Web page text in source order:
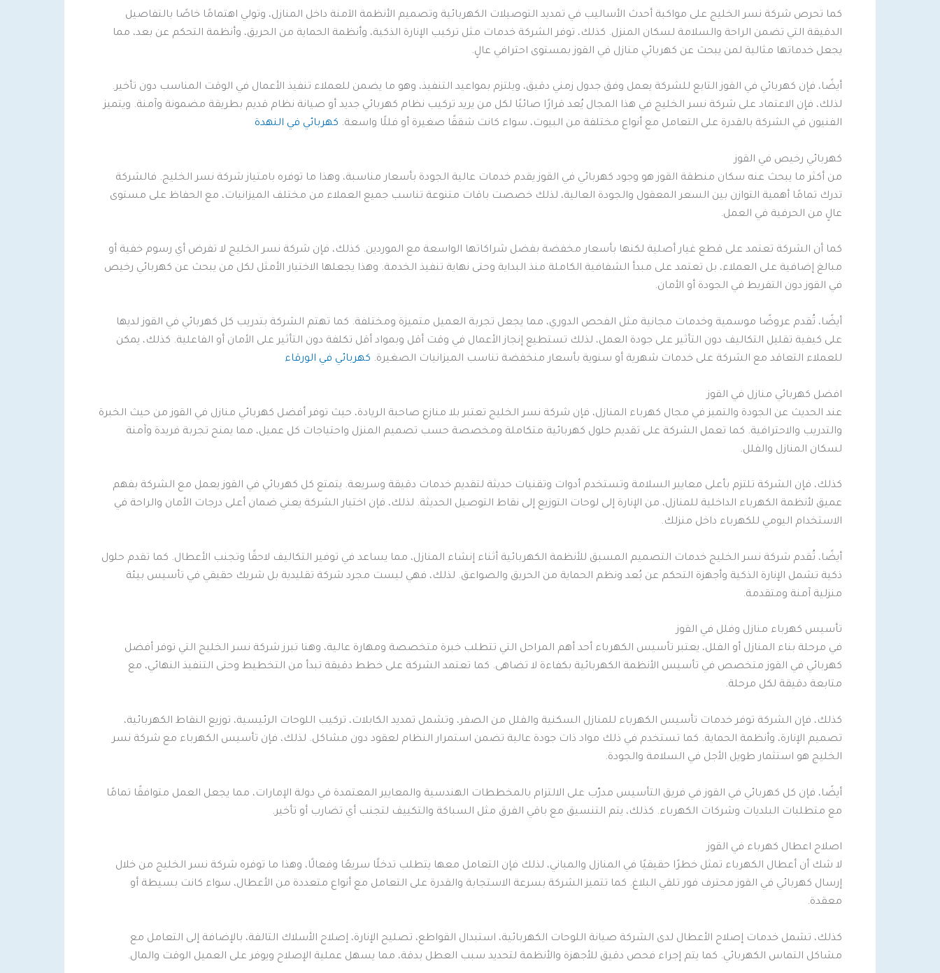
كما تحرص شركة نسر الخليج على مواكبة أحدث الأساليب في تمديد التوصيلات الكهربائية وتصميم الأنظمة الآمنة داخل المنازل، وتولي اهتمامًا خاصًا بالتفاصيل
الدقيقة التي تضمن الراحة والسلامة لسكان المنزل. كذلك، توفر الشركة خدمات مثل تركيب الإنارة الذكية، وأنظمة الحماية من الحريق، وأنظمة التحكم عن بعد، مما
يجعل خدماتها مثالية لمن يبحث عن كهربائي منازل في القوز بمستوى احترافي عالٍ.
أيضًا، فإن كهربائي في القوز التابع للشركة يعمل وفق جدول زمني دقيق، ويلتزم بمواعيد التنفيذ، وهو ما يضمن للعملاء تنفيذ الأعمال في الوقت المناسب دون تأخير.
لذلك، فإن الاعتماد على شركة نسر الخليج في هذا المجال يُعد قرارًا صائبًا لكل من يريد تركيب نظام كهربائي جديد أو صيانة نظام قديم بطريقة مضمونة وآمنة. ويتميز
الفنيون في الشركة بالقدرة على التعامل مع أنواع مختلفة من البيوت، سواء كانت شققًا صغيرة أو فللًا واسعة. كهربائي في النهدة
كهربائي رخيص في القوز
من أكثر ما يبحث عنه سكان منطقة القوز هو وجود كهربائي في القوز يقدم خدمات عالية الجودة بأسعار مناسبة، وهذا ما توفره بامتياز شركة نسر الخليج. فالشركة
تدرك تمامًا أهمية التوازن بين السعر المعقول والجودة العالية، لذلك خصصت باقات متنوعة تناسب جميع العملاء من مختلف الميزانيات، مع الحفاظ على مستوى
عالٍ من الحرفية في العمل.
كما أن الشركة تعتمد على قطع غيار أصلية لكنها بأسعار مخفضة بفضل شراكاتها الواسعة مع الموردين. كذلك، فإن شركة نسر الخليج لا تفرض أي رسوم خفية أو
مبالغ إضافية على العملاء، بل تعتمد على مبدأ الشفافية الكاملة منذ البداية وحتى نهاية تنفيذ الخدمة. وهذا يجعلها الاختيار الأمثل لكل من يبحث عن كهربائي رخيص
في القوز دون التفريط في الجودة أو الأمان.
أيضًا، تُقدم عروضًا موسمية وخدمات مجانية مثل الفحص الدوري، مما يجعل تجربة العميل متميزة ومختلفة. كما تهتم الشركة بتدريب كل كهربائي في القوز لديها
على كيفية تقليل التكاليف دون التأثير على جودة العمل، لذلك تستطيع إنجاز الأعمال في وقت أقل وبمواد أقل تكلفة دون التأثير على الأمان أو الفاعلية. كذلك، يمكن
للعملاء التعاقد مع الشركة على خدمات شهرية أو سنوية بأسعار منخفضة تناسب الميزانيات الصغيرة. كهربائي في الورقاء
افضل كهربائي منازل في القوز
عند الحديث عن الجودة والتميز في مجال كهرباء المنازل، فإن شركة نسر الخليج تعتبر بلا منازع صاحبة الريادة، حيث توفر أفضل كهربائي منازل في القوز من حيث الخبرة
والتدريب والاحترافية. كما تعمل الشركة على تقديم حلول كهربائية متكاملة ومخصصة حسب تصميم المنزل واحتياجات كل عميل، مما يمنح تجربة فريدة وآمنة
لسكان المنازل والفلل.
كذلك، فإن الشركة تلتزم بأعلى معايير السلامة وتستخدم أدوات وتقنيات حديثة لتقديم خدمات دقيقة وسريعة. يتمتع كل كهربائي في القوز يعمل مع الشركة بفهم
عميق لأنظمة الكهرباء الداخلية للمنازل، من الإنارة إلى لوحات التوزيع إلى نقاط التوصيل الحديثة. لذلك، فإن اختيار الشركة يعني ضمان أعلى درجات الأمان والراحة في
الاستخدام اليومي للكهرباء داخل منزلك.
أيضًا، تُقدم شركة نسر الخليج خدمات التصميم المسبق للأنظمة الكهربائية أثناء إنشاء المنازل، مما يساعد في توفير التكاليف لاحقًا وتجنب الأعطال. كما تقدم حلول
ذكية تشمل الإنارة الذكية وأجهزة التحكم عن بُعد ونظم الحماية من الحريق والصواعق. لذلك، فهي ليست مجرد شركة تقليدية بل شريك حقيقي في تأسيس بيئة
منزلية آمنة ومتقدمة.
تأسيس كهرباء منازل وفلل في القوز
في مرحلة بناء المنازل أو الفلل، يعتبر تأسيس الكهرباء أحد أهم المراحل التي تتطلب خبرة متخصصة ومهارة عالية، وهنا تبرز شركة نسر الخليج التي توفر أفضل
كهربائي في القوز متخصص في تأسيس الأنظمة الكهربائية بكفاءة لا تضاهى. كما تعتمد الشركة على خطط دقيقة تبدأ من التخطيط وحتى التنفيذ النهائي، مع
متابعة دقيقة لكل مرحلة.
كذلك، فإن الشركة توفر خدمات تأسيس الكهرباء للمنازل السكنية والفلل من الصفر، وتشمل تمديد الكابلات، تركيب اللوحات الرئيسية، توزيع النقاط الكهربائية،
تصميم الإنارة، وأنظمة الحماية. كما تستخدم في ذلك مواد ذات جودة عالية تضمن استمرار النظام لعقود دون مشاكل. لذلك، فإن تأسيس الكهرباء مع شركة نسر
الخليج هو استثمار طويل الأجل في السلامة والجودة.
أيضًا، فإن كل كهربائي في القوز في فريق التأسيس مدرّب على الالتزام بالمخططات الهندسية والمعايير المعتمدة في دولة الإمارات، مما يجعل العمل متوافقًا تمامًا
مع متطلبات البلديات وشركات الكهرباء. كذلك، يتم التنسيق مع باقي الفرق مثل السباكة والتكييف لتجنب أي تضارب أو تأخير.
اصلاح اعطال كهرباء في القوز
لا شك أن أعطال الكهرباء تمثل خطرًا حقيقيًا في المنازل والمباني، لذلك فإن التعامل معها يتطلب تدخلًا سريعًا وفعالًا، وهذا ما توفره شركة نسر الخليج من خلال
إرسال كهربائي في القوز محترف فور تلقي البلاغ. كما تتميز الشركة بسرعة الاستجابة والقدرة على التعامل مع أنواع متعددة من الأعطال، سواء كانت بسيطة أو
معقدة.
كذلك، تشمل خدمات إصلاح الأعطال لدى الشركة صيانة اللوحات الكهربائية، استبدال القواطع، تصليح الإنارة، إصلاح الأسلاك التالفة، بالإضافة إلى التعامل مع
مشاكل التماس الكهربائي. كما يتم إجراء فحص دقيق للأجهزة والأنظمة لتحديد سبب العطل بدقة، مما يسهل عملية الإصلاح ويوفر على العميل الوقت والمال.